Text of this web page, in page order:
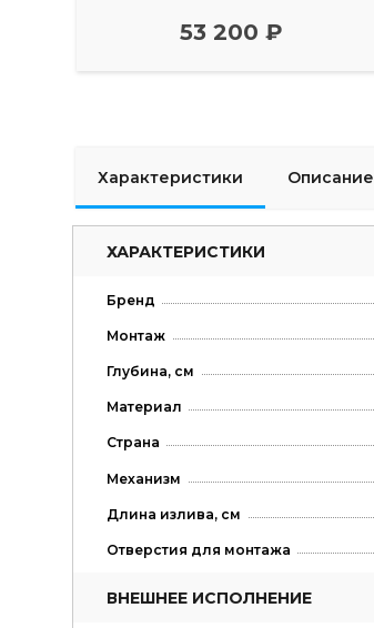
53 200 ₽
Характеристики Описание
ХАРАКТЕРИСТИКИ
Бренд
Монтаж
Глубина, см
Материал
Страна
Механизм
Длина излива, см
Отверстия для монтажа
ВНЕШНЕЕ ИСПОЛНЕНИЕ